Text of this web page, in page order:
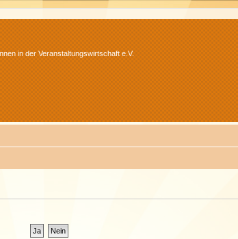
in der Veranstaltungswirtschaft e.V.